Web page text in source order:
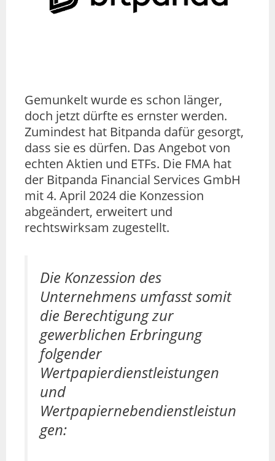
Gemunkelt wurde es schon länger,
doch jetzt dürfte es ernster werden.
Zumindest hat Bitpanda dafür gesorgt,
dass sie es dürfen. Das Angebot von
echten Aktien und ETFs. Die FMA hat
der Bitpanda Financial Services GmbH
mit 4. April 2024 die Konzession
abgeändert, erweitert und
rechtswirksam zugestellt.
Die Konzession des
Unternehmens umfasst somit
die Berechtigung zur
gewerblichen Erbringung
folgender
Wertpapierdienstleistungen
und
Wertpapiernebendienstleistun
gen: